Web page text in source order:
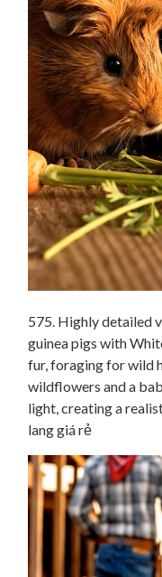
575. Highly detailed
guinea pigs with
fur, foraging for wild
wildflowers and a
light, creating a
lang giá rẻ